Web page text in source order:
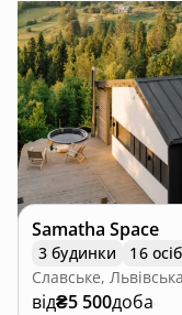
Samatha Space
3 будинки
16 осіб
Славське,
від₴5 500доба